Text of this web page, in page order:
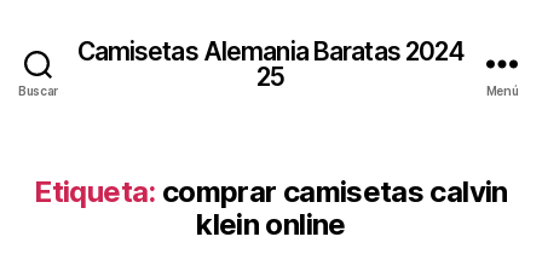
Buscar
Camisetas Alemania Baratas 2024
25
Menú
Etiqueta: comprar camisetas calvin
klein online